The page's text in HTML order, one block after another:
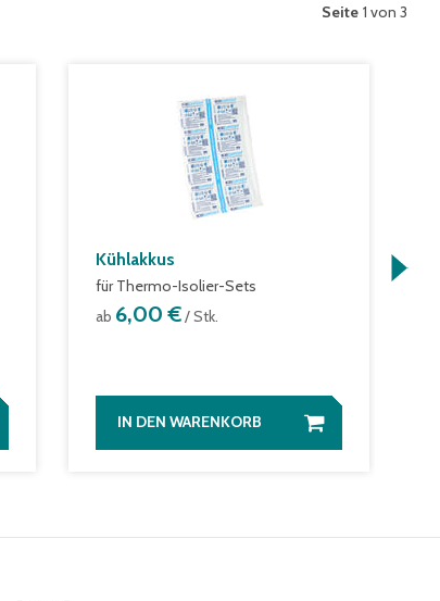
Seite 1 von 3
Kühlakkus
für Thermo-Isolier-Sets
ab 6,00 €/ Stk.
IN DEN WARENKORB